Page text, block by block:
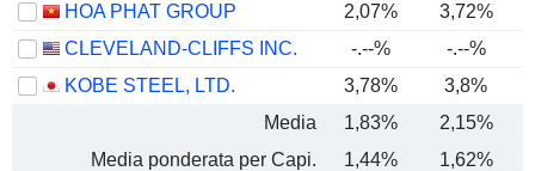
HOA PHAT GROUP
2,07%
3,72%
CLEVELAND-CLIFFS INC.
-.--% -.--%
KOBE STEEL, LTD.
3,78%
3,8%
Media
1,83%
2,15%
Media ponderata per Capi.
1,44% 1,62%